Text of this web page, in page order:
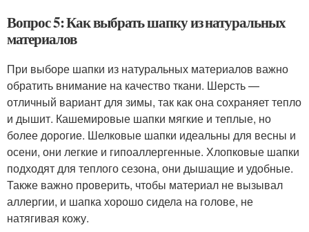
Вопрос 5: Как выбрать шапку из натуральных
материалов
При выборе шапки из натуральных материалов важно
обратить внимание на качество ткани. Шерсть —
отличный вариант для зимы, так как она сохраняет тепло
и дышит. Кашемировые шапки мягкие и теплые, но
более дорогие. Шелковые шапки идеальны для весны и
осени, они легкие и гипоаллергенные. Хлопковые шапки
подходят для теплого сезона, они дышащие и удобные.
Также важно проверить, чтобы материал не вызывал
аллергии, и шапка хорошо сидела на голове, не
натягивая кожу.